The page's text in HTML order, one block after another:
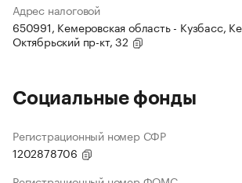
Адрес налоговой
650991, Кемеровская область - Кузбасс,
Октябрьский пр-кт, 32
Социальные фонды
Регистрационный номер СФР
1202878706